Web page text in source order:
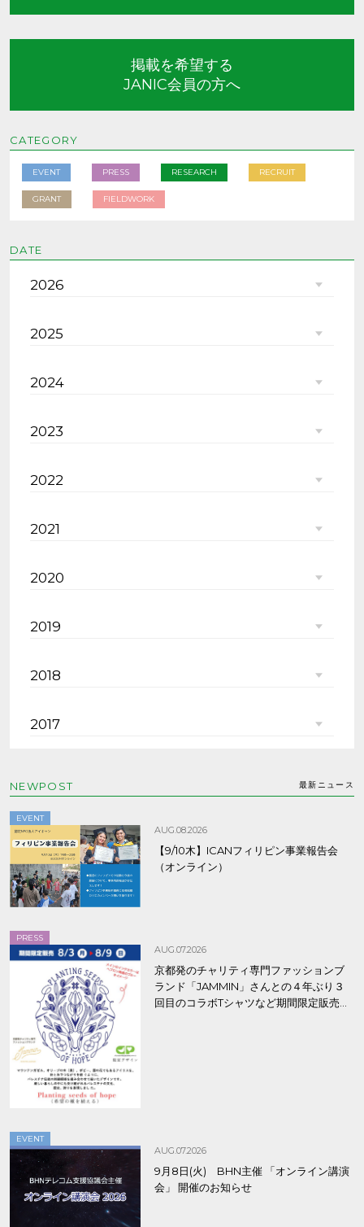
掲載を希望する
JANIC会員の方へ
CATEGORY
EVENT PRESS RESEARCH RECRUIT
GRANT FIELDWORK
DATE
2026
2025
2024
2023
2022
2021
2020
2019
2018
2017
NEWPOST 最新ニュース
EVENT
AUG.08.2026
【9/10木】ICANフィリピン事業報告会
（オンライン）
PRESS
AUG.07.2026
京都発のチャリティ専門ファッションブ
ランド「JAMMIN」さんとの４年ぶり３
回目のコラボTシャツなど期間限定販売、
EVENT
AUG.07.2026
9月8日(火) BHN主催 「オンライン講演
会」 開催のお知らせ